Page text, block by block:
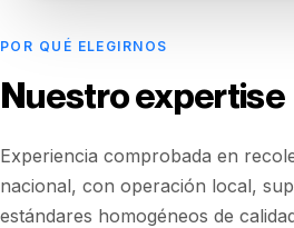
POR QUÉ ELEGIRNOS
Nuestro expertise
Experiencia comprobada en
nacional, con operación local,
estándares homogéneos de